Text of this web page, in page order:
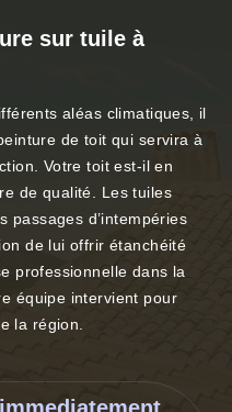
sur tuile à
aléas climatiques, il
de toit qui servira à
Votre toit est-il en
de qualité. Les tuiles
passages d’intempéries
de lui offrir étanchéité
professionnelle dans la
équipe intervient pour
la région.